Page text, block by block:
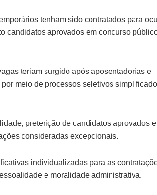
tenham sido contratados para
candidatos aprovados em concurso
teriam surgido após aposentadorias e
meio de processos seletivos
preterição de candidatos aprovados
consideradas excepcionais.
individualizadas para as
e moralidade administrativa.